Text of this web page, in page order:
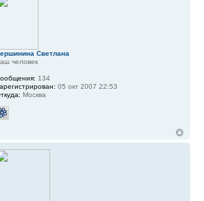
Светлана
человек
134
05 окт 2007 22:53
Москва